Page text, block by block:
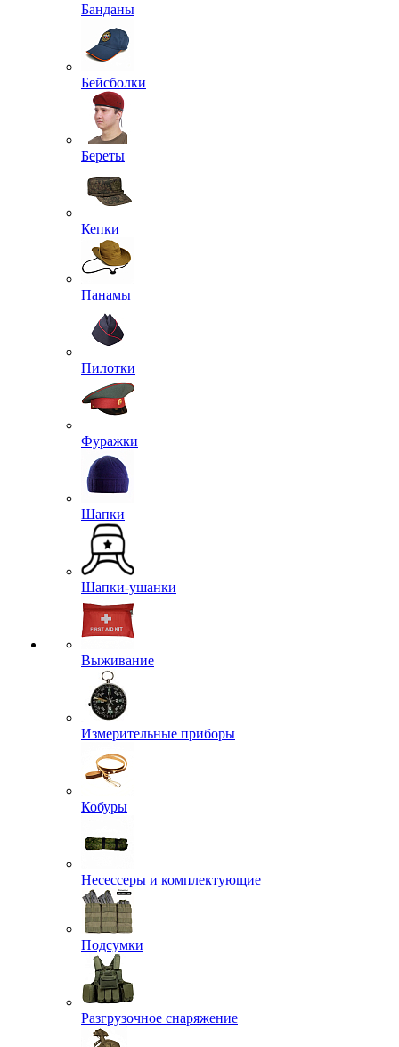
Банданы
Бейсболки
Береты
Кепки
Панамы
Пилотки
Фуражки
Шапки
Шапки-ушанки
Выживание
Измерительные приборы
Кобуры
Несессеры и комплектующие
Подсумки
Разгрузочное снаряжение